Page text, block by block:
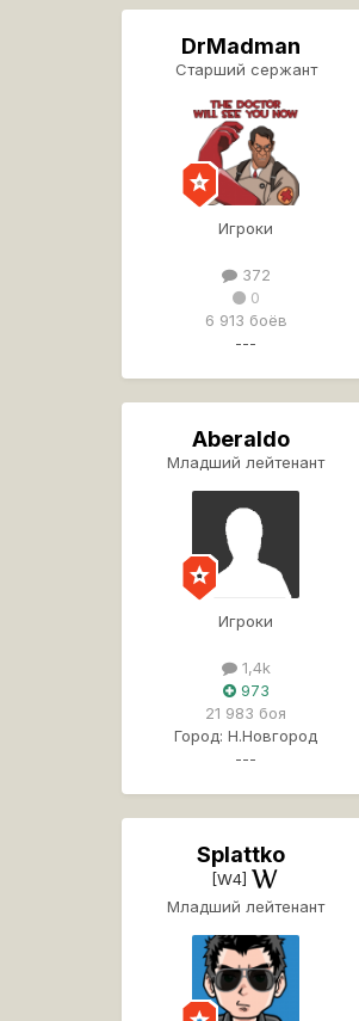
DrMadman
Старший сержант
Игроки
372
0
6 913 боёв
---
Aberaldo
Младший лейтенант
Игроки
1,4k
973
21 983 боя
Город: Н.Новгород
---
Splattko
[W4]
Младший лейтенант